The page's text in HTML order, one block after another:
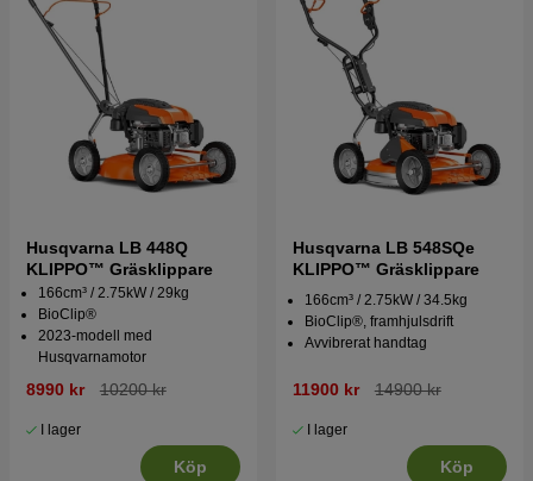
Husqvarna LB 448Q
KLIPPO™ Gräsklippare
166cm³ / 2.75kW / 29kg
BioClip®
2023-modell med
Husqvarnamotor
8990 kr 10200 kr
I lager
Köp
Husqvarna LB 548SQe
KLIPPO™ Gräsklippare
166cm³ / 2.75kW / 34.5kg
BioClip®, framhjulsdrift
Avvibrerat handtag
11900 kr 14900 kr
I lager
Köp